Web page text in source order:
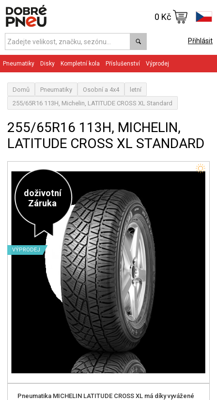
Přihlásit
0 Kč
Pneumatiky Disky Kompletní kola Příslušenství Výprodej
Domů Pneumatiky Osobní a 4x4
letní
255/65R16 113H, Michelin, LATITUDE CROSS XL Standard
255/65R16 113H, MICHELIN,
LATITUDE CROSS XL STANDARD
doživotní
Záruka
VÝPRODEJ
Pneumatika MICHELIN LATITUDE CROSS XL má díky vyvážené